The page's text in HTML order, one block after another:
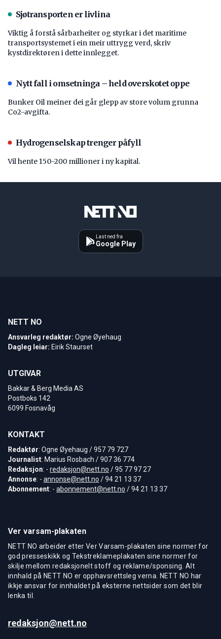
Sjøtransporten er livlina
Viktig å forstå ­sårbarheiter og styrkar i det maritime
transport­systemet i ein meir uttrygg verd, skriv
kystdirektøren i dette innlegget.
Nytt fall i omsetninga – held overskotet oppe
Bunker Oil meiner dei går glepp av store volum grunna
Co2-avgifta.
Hydrogenselskap trenger påfyll
Vil hente 150-200 millioner i ny kapital.
Last ned fra
Google Play
NETT NO
Ansvarleg redaktør: Ogne Øyehaug
Dagleg leiar: Eirik Staurset
UTGIVAR
Bakkar & Berg Media AS
Postboks 142
6099 Fosnavåg
KONTAKT
Redaktør: Ogne Øyehaug / 957 79 727
Journalist: Marius Rosbach / 907 36 774
Redaksjon: - redaksjon@nett.no / 95 77 97 27
Annonse: - annonse@nett.no / 94 21 13 37
Abonnement: - abonnement@nett.no / 94 21 13 37
Ver varsam-plakaten
NETT NO arbeider etter Ver Varsam-plakaten sine normer for
god presseskikk og Tekstreklameplakaten sine normer for
skilje mellom redaksjonelt stoff og reklame/sponsing. Alt
innhald på NETT NO er opphavsrettsleg verna. NETT NO har
ikkje ansvar for innhaldet på eksterne nettsider som det blir
lenka til.
redaksjon@nett.no